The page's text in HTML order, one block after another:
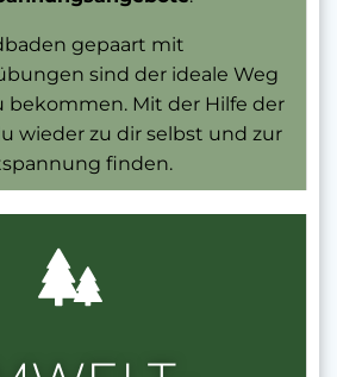
gepaart mit
sind der ideale Weg
bekommen. Mit der Hilfe der
wieder zu dir selbst und zur
finden.